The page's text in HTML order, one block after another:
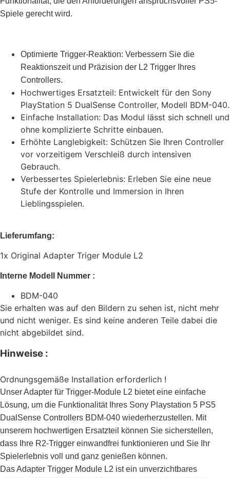
Spiele gerecht wird.
Optimierte Trigger-Reaktion: Verbessern Sie die
Reaktionszeit und Präzision der L2 Trigger Ihres
Controllers.
Hochwertiges Ersatzteil: Entwickelt für den Sony
PlayStation 5 DualSense Controller, Modell BDM-040.
Einfache Installation: Das Modul lässt sich schnell und
ohne komplizierte Schritte einbauen.
Erhöhte Langlebigkeit: Schützen Sie Ihren Controller
vor vorzeitigem Verschleiß durch intensiven
Gebrauch.
Verbessertes Spielerlebnis: Erleben Sie eine neue
Stufe der Kontrolle und Immersion in Ihren
Lieblingsspielen.
Lieferumfang:
1x Original Adapter Triger Module L2
Interne Modell Nummer :
BDM-040
Sie erhalten was auf den Bildern zu sehen ist, nicht mehr
und nicht weniger. Es sind keine anderen Teile dabei die
nicht abgebildet sind.
Hinweise :
Ordnungsgemäße Installation erforderlich !
Unser Adapter für Trigger-Module L2 bietet eine einfache
Lösung, um die Funktionalität Ihres Sony Playstation 5 PS5
DualSense Controllers BDM-040 wiederherzustellen. Mit
unserem hochwertigen Ersatzteil können Sie sicherstellen,
dass Ihre R2-Trigger einwandfrei funktionieren und Sie Ihr
Spielerlebnis voll und ganz genießen können.
Das Adapter Trigger Module L2 ist ein unverzichtbares